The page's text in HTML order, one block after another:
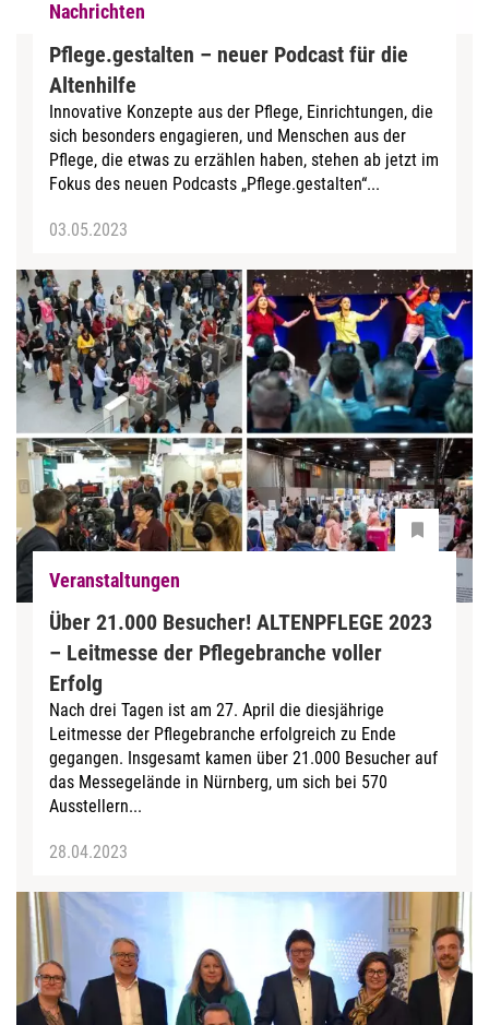
Nachrichten
Pflege.gestalten – neuer Podcast für die
Altenhilfe
Innovative Konzepte aus der Pflege, Einrichtungen, die
sich besonders engagieren, und Menschen aus der
Pflege, die etwas zu erzählen haben, stehen ab jetzt im
Fokus des neuen Podcasts „Pflege.gestalten“...
03.05.2023
Veranstaltungen
Über 21.000 Besucher! ALTENPFLEGE 2023
– Leitmesse der Pflegebranche voller
Erfolg
Nach drei Tagen ist am 27. April die diesjährige
Leitmesse der Pflegebranche erfolgreich zu Ende
gegangen. Insgesamt kamen über 21.000 Besucher auf
das Messegelände in Nürnberg, um sich bei 570
Ausstellern...
28.04.2023